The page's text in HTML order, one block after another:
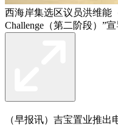
西海岸集选区议员洪维能
Challenge（第二阶段）”
（早报讯）吉宝置业推